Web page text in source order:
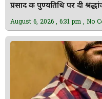
प्रसाद की पुण्यतिथि पर दी
August 6, 2026 6:31 pm No